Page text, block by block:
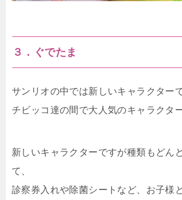
３．ぐでたま
サンリオの中では新しいキャラクター
チビッコ達の間で大人気のキャラクタ
新しいキャラクターですが種類もどん
て、
診察券入れや除菌シートなど、お子様